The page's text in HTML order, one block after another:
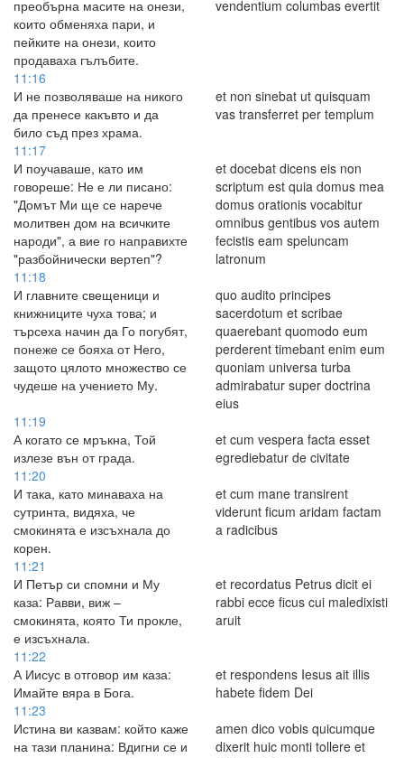
преобърна масите на онези,
които обменяха пари, и
пейките на онези, които
продаваха гълъбите.
vendentium columbas evertit
11:16
И не позволяваше на никого
да пренесе какъвто и да
било съд през храма.
et non sinebat ut quisquam
vas transferret per templum
11:17
И поучаваше, като им
говореше: Не е ли писано:
"Домът Ми ще се нарече
молитвен дом на всичките
народи", а вие го направихте
"разбойнически вертеп"?
et docebat dicens eis non
scriptum est quia domus mea
domus orationis vocabitur
omnibus gentibus vos autem
fecistis eam speluncam
latronum
11:18
И главните свещеници и
книжниците чуха това; и
търсеха начин да Го погубят,
понеже се бояха от Него,
защото цялото множество се
чудеше на учението Му.
quo audito principes
sacerdotum et scribae
quaerebant quomodo eum
perderent timebant enim eum
quoniam universa turba
admirabatur super doctrina
eius
11:19
А когато се мръкна, Той
излезе вън от града.
et cum vespera facta esset
egrediebatur de civitate
11:20
И така, като минаваха на
сутринта, видяха, че
смокинята е изсъхнала до
корен.
et cum mane transirent
viderunt ficum aridam factam
a radicibus
11:21
И Петър си спомни и Му
каза: Равви, виж –
смокинята, която Ти прокле,
е изсъхнала.
et recordatus Petrus dicit ei
rabbi ecce ficus cui maledixisti
aruit
11:22
А Иисус в отговор им каза:
Имайте вяра в Бога.
et respondens Iesus ait illis
habete fidem Dei
11:23
Истина ви казвам: който каже
на тази планина: Вдигни се и
amen dico vobis quicumque
dixerit huic monti tollere et